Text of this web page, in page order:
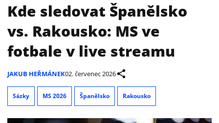
Kde sledovat Španělsko
vs. Rakousko: MS ve
fotbale v live streamu
JAKUB HEŘMÁNEK02. červenec 2026
Sázky MS 2026 Španělsko Rakousko